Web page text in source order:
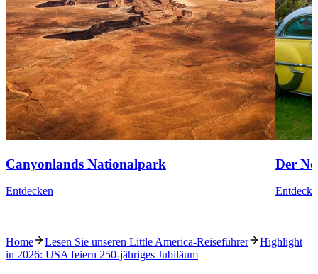
Canyonlands Nationalpark
Entdecken
Der
Home Lesen Sie unseren Little America-Reiseführer
Highlight
in 2026: USA feiern 250-jähriges Jubiläum